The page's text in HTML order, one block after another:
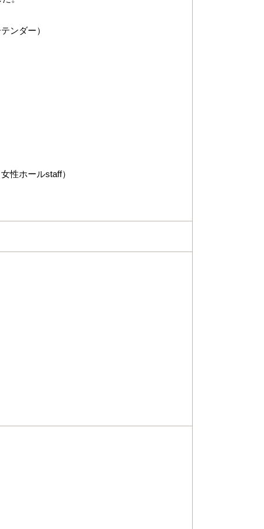
ンダー）
性ホールstaff）